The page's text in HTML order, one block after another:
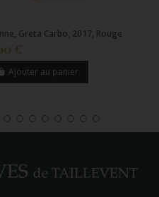
Greta Carbo, 2017, Rouge
€
Ajouter au panier